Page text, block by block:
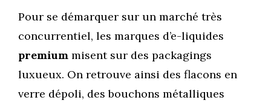
Pour se démarquer sur un marché très
concurrentiel, les marques d’e-liquides
premium misent sur des packagings
luxueux. On retrouve ainsi des flacons en
verre dépoli, des bouchons métalliques